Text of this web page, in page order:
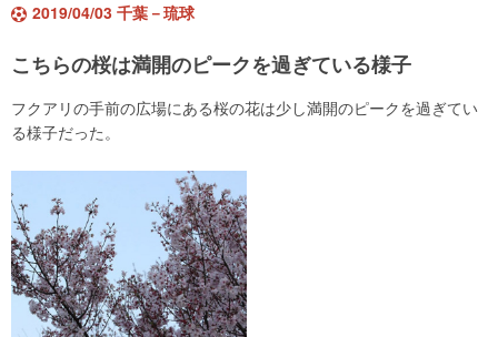
2019/04/03 千葉－琉球
こちらの桜は満開のピークを過ぎている様子
フクアリの手前の広場にある桜の花は少し満開のピークを過ぎてい
る様子だった。